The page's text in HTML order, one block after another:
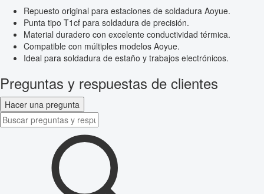
Repuesto original para estaciones de soldadura Aoyue.
Punta tipo T1cf para soldadura de precisión.
Material duradero con excelente conductividad térmica.
Compatible con múltiples modelos Aoyue.
Ideal para soldadura de estaño y trabajos electrónicos.
Preguntas y respuestas de clientes
Hacer una pregunta